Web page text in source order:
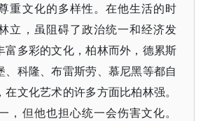
重文化的多样性。在他生活的时
立，虽阻碍了政治统一和经济发
富多彩的文化，柏林而外，德累斯
、科隆、布雷斯劳、慕尼黑等都自
文化艺术的许多方面比柏林强。
，但他也担心统一会伤害文化。